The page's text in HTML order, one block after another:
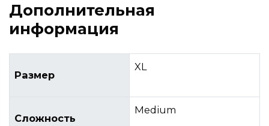
Дополнительная
информация
Размер
XL
Сложность
Medium